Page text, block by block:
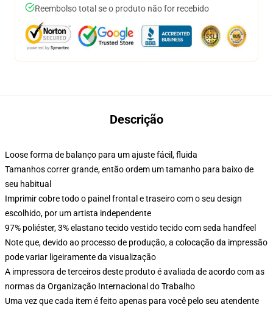
Reembolso total se o produto não for recebido
Descrição
Loose forma de balanço para um ajuste fácil, fluida
Tamanhos correr grande, então ordem um tamanho para baixo de
seu habitual
Imprimir cobre todo o painel frontal e traseiro com o seu design
escolhido, por um artista independente
97% poliéster, 3% elastano tecido vestido tecido com seda handfeel
Note que, devido ao processo de produção, a colocação da impressão
pode variar ligeiramente da visualização
A impressora de terceiros deste produto é avaliada de acordo com as
normas da Organização Internacional do Trabalho
Uma vez que cada item é feito apenas para você pelo seu atendente